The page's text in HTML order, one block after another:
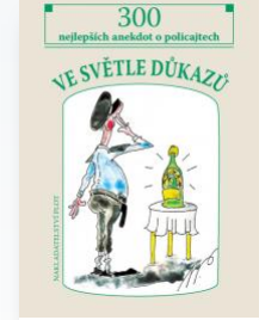
Edice:
Kabaret
Počet
stran:
80
105 x 140
V8a (pevná)
Obrazová
Ilustrace Miroslav
Pavlíček
Datum
vydání:
16. 6. 2021